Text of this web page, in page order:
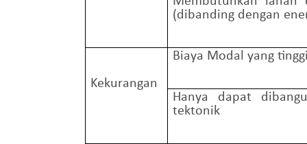
(dibanding dengan
Kekurangan
Biaya Modal yang
Hanya dapat
tektonik